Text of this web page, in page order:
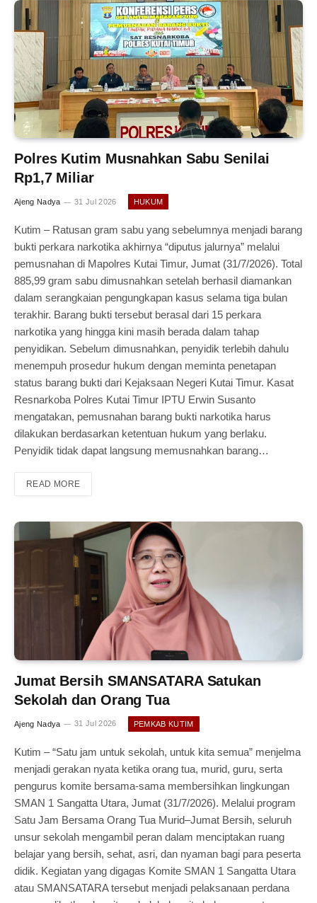
Polres Kutim Musnahkan Sabu Senilai
Rp1,7 Miliar
Ajeng Nadya 31 Jul 2026 HUKUM
Kutim – Ratusan gram sabu yang sebelumnya menjadi barang
bukti perkara narkotika akhirnya “diputus jalurnya” melalui
pemusnahan di Mapolres Kutai Timur, Jumat (31/7/2026). Total
885,99 gram sabu dimusnahkan setelah berhasil diamankan
dalam serangkaian pengungkapan kasus selama tiga bulan
terakhir. Barang bukti tersebut berasal dari 15 perkara
narkotika yang hingga kini masih berada dalam tahap
penyidikan. Sebelum dimusnahkan, penyidik terlebih dahulu
menempuh prosedur hukum dengan meminta penetapan
status barang bukti dari Kejaksaan Negeri Kutai Timur. Kasat
Resnarkoba Polres Kutai Timur IPTU Erwin Susanto
mengatakan, pemusnahan barang bukti narkotika harus
dilakukan berdasarkan ketentuan hukum yang berlaku.
Penyidik tidak dapat langsung memusnahkan barang…
READ MORE
Jumat Bersih SMANSATARA Satukan
Sekolah dan Orang Tua
Ajeng Nadya 31 Jul 2026 PEMKAB KUTIM
Kutim – “Satu jam untuk sekolah, untuk kita semua” menjelma
menjadi gerakan nyata ketika orang tua, murid, guru, serta
pengurus komite bersama-sama membersihkan lingkungan
SMAN 1 Sangatta Utara, Jumat (31/7/2026). Melalui program
Satu Jam Bersama Orang Tua Murid–Jumat Bersih, seluruh
unsur sekolah mengambil peran dalam menciptakan ruang
belajar yang bersih, sehat, asri, dan nyaman bagi para peserta
didik. Kegiatan yang digagas Komite SMAN 1 Sangatta Utara
atau SMANSATARA tersebut menjadi pelaksanaan perdana